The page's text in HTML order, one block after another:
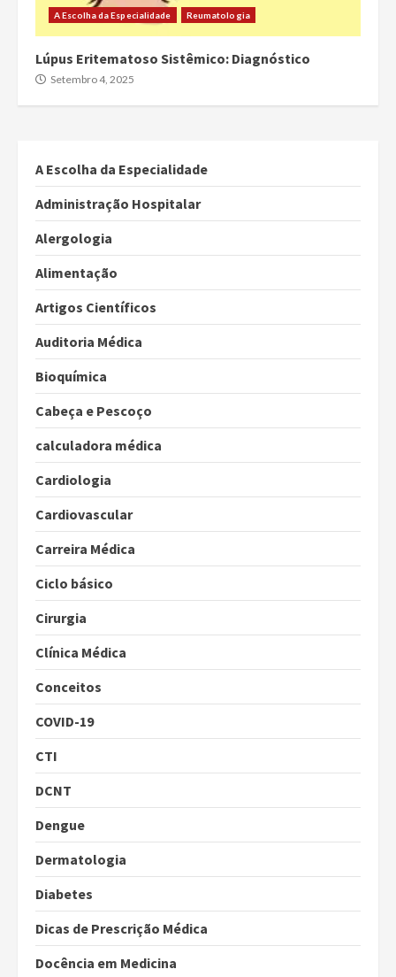
A Escolha da Especialidade Reumatologia
Lúpus Eritematoso Sistêmico: Diagnóstico
Setembro 4, 2025
A Escolha da Especialidade
Administração Hospitalar
Alergologia
Alimentação
Artigos Científicos
Auditoria Médica
Bioquímica
Cabeça e Pescoço
calculadora médica
Cardiologia
Cardiovascular
Carreira Médica
Ciclo básico
Cirurgia
Clínica Médica
Conceitos
COVID-19
CTI
DCNT
Dengue
Dermatologia
Diabetes
Dicas de Prescrição Médica
Docência em Medicina